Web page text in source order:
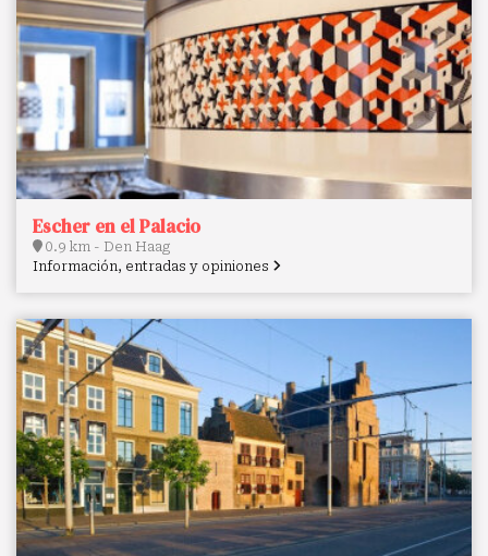
Escher en el Palacio
0.9 km - Den Haag
Información, entradas y opiniones